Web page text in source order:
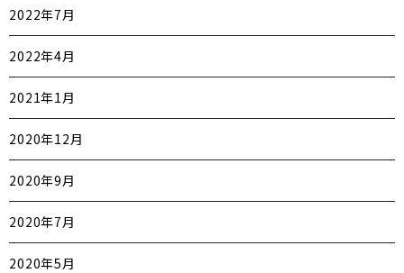
2022年7月
2022年4月
2021年1月
2020年12月
2020年9月
2020年7月
2020年5月